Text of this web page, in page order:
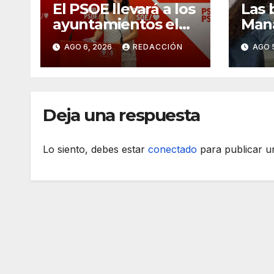
El PSOE llevará a los
ayuntamientos el
cambio de modelo
turístico y de
vivienda
AGO 6, 2026 REDACCIÓN
Las
AGO
Deja una respuesta
Lo siento, debes estar conectado para publicar